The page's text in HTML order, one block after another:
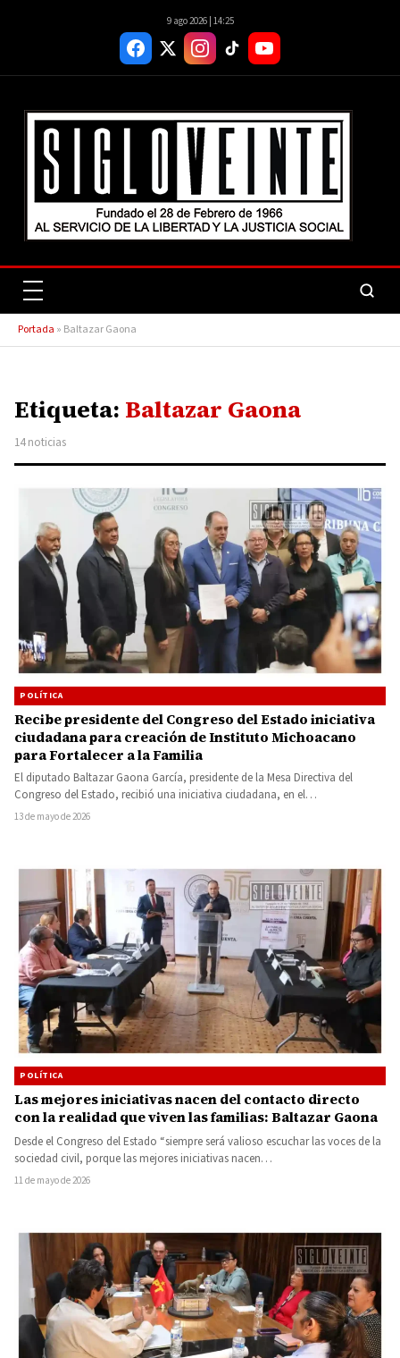
9 ago 2026 | 14:25
Portada » Baltazar Gaona
Etiqueta: Baltazar Gaona
14 noticias
POLÍTICA
Recibe presidente del Congreso del Estado iniciativa
ciudadana para creación de Instituto Michoacano
para Fortalecer a la Familia
El diputado Baltazar Gaona García, presidente de la Mesa Directiva del
Congreso del Estado, recibió una iniciativa ciudadana, en el…
13 de mayo de 2026
POLÍTICA
Las mejores iniciativas nacen del contacto directo
con la realidad que viven las familias: Baltazar Gaona
Desde el Congreso del Estado “siempre será valioso escuchar las voces de la
sociedad civil, porque las mejores iniciativas nacen…
11 de mayo de 2026